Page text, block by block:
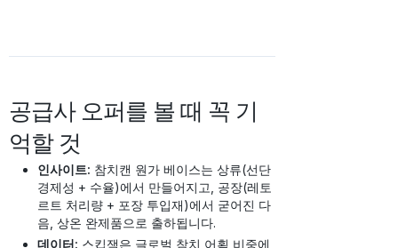
공급사 오퍼를 볼 때 꼭 기
억할 것
인사이트: 참치캔 원가 베이스는 상류(선단
경제성 + 수율)에서 만들어지고, 공장(레토
르트 처리량 + 포장 투입재)에서 굳어진 다
음, 상온 완제품으로 출하됩니다.
데이터: 스킵잭은 글로벌 참치 어획 비중에